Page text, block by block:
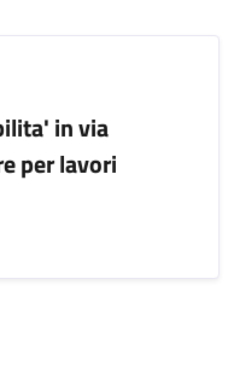
in via
per lavori